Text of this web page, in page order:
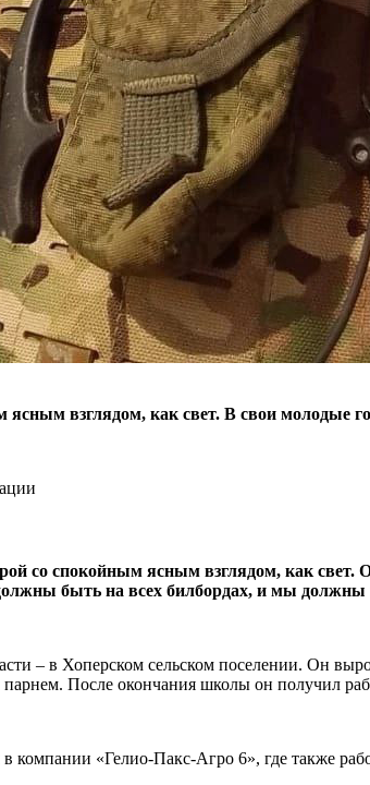
взглядом, как свет. В свои молодые
со спокойным ясным взглядом, как
быть на всех билбордах, и мы должны
– в Хоперском сельском поселении. Он
парнем. После окончания школы он получил
компании «Гелио-Пакс-Агро 6», где также